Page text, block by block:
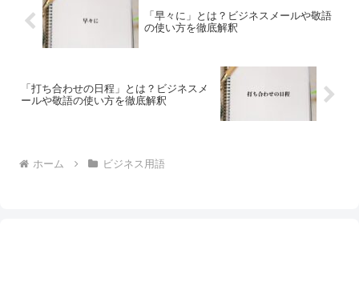
「早々に」とは？ビジネスメールや敬語
の使い方を徹底解釈
「打ち合わせの日程」とは？ビジネスメ
ールや敬語の使い方を徹底解釈
ホーム ビジネス用語